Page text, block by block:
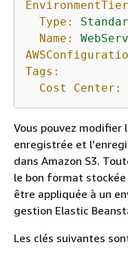
Type:
Name:
Tags:
Cost Center:
Vous pouvez
enregistrée et
dans Amazon S3.
le bon format
être appliquée à un
gestion Elastic
Les clés suivantes